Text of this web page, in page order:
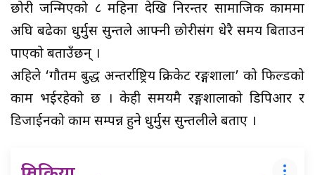
छोरी जन्मिएको ८ महिना देखि निरन्तर सामाजिक काममा
अघि बढेका धुर्मुस सुन्तले आफ्नी छोरीसंग धेरै समय बिताउन
पाएको बताउँछन् ।
अहिले ‘गौतम बुद्ध अन्तर्राष्ट्रिय क्रिकेट रङ्गशाला’ को फिल्डको
काम भईरहेको छ । केही समयमै रङ्गशालाको डिपिआर र
डिजाईनको काम सम्पन्न हुने धुर्मुस सुन्तलीले बताए ।